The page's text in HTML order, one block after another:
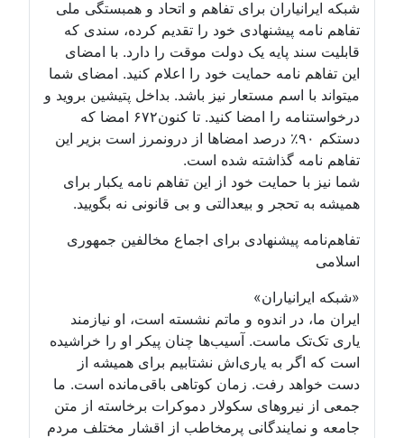
شبکه ایرانیاران برای تفاهم و اتحاد و همبستگی ملی
تفاهم نامه پیشنهادی خود را تقدیم کرده، سندی که
قابلیت سند پایه یک دولت موقت را دارد. با امضای
این تفاهم نامه حمایت خود را اعلام کنید. امضای شما
میتواند با اسم مستعار نیز باشد. بداخل پتیشین بروید و
درخواستنامه را امضا کنید. تا کنون۶۷۲ امضا که
دستکم ۹۰٪ درصد امضاها از درونمرز است بزیر این
تفاهم نامه گذاشته شده است.
شما نیز با حمایت خود از این تفاهم نامه یکبار برای
همیشه به تحجر و بیعدالتی و بی قانونی نه بگویید.
تفاهم‌نامه پیشنهادی برای اجماع مخالفین جمهوری
اسلامی
«شبکه ایرانیاران»
ایران ما، در اندوه و ماتم نشسته است، او نیازمند
یاری تک‌تک ماست. آسیب‌ها چنان پیکر او را خراشیده
است که اگر به یاری‌اش نشتابیم برای همیشه از
دست خواهد رفت. زمان کوتاهی باقی‌مانده است. ما
جمعی از نیروهای سکولار دموکرات برخاسته از متن
جامعه و نمایندگانی پرمخاطب از اقشار مختلف مردم